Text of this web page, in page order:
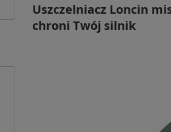
Uszczelniacz Loncin
chroni Twój silnik